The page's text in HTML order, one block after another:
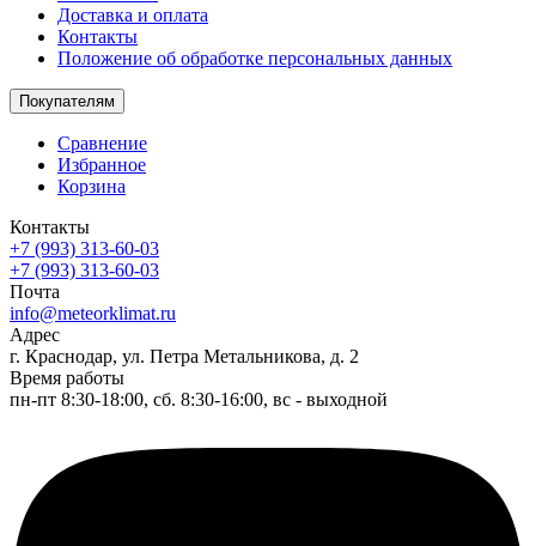
Доставка и оплата
Контакты
Положение об обработке персональных данных
Покупателям
Сравнение
Избранное
Корзина
Контакты
+7 (993) 313-60-03
+7 (993) 313-60-03
Почта
info@meteorklimat.ru
Адрес
г. Краснодар, ул. Петра Метальникова, д. 2
Время работы
пн-пт 8:30-18:00, сб. 8:30-16:00, вс - выходной